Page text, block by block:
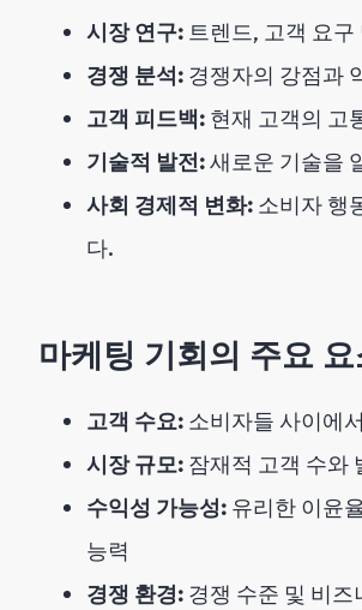
시장 연구: 트렌드, 고객 요
경쟁 분석: 경쟁자의 강점과
고객 피드백: 현재 고객의 고
기술적 발전:새로운 기술을
사회 경제적 변화: 소비자 행
다.
마케팅 기회의 주요
고객 수요: 소비자들 사이에
시장 규모: 잠재적 고객 수와
수익성 가능성: 유리한 이윤
능력
경쟁 환경: 경쟁 수준 및 비